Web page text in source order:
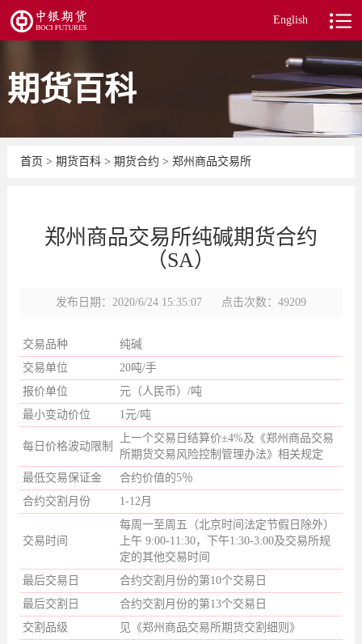
English
期货百科
首页 > 期货百科 > 期货合约 > 郑州商品交易所
郑州商品交易所纯碱期货合约
（SA）
发布日期：2020/6/24 15:35:07 点击次数：49209
交易品种
纯碱
交易单位
20吨/手
报价单位
元（人民币）/吨
最小变动价位
1元/吨
每日价格波动限制
上一个交易日结算价±4%及《郑州商品交易
所期货交易风险控制管理办法》相关规定
最低交易保证金
合约价值的5％
合约交割月份
1-12月
交易时间
每周一至周五（北京时间法定节假日除外）
上午 9:00-11:30，下午1:30-3:00及交易所规
定的其他交易时间
最后交易日
合约交割月份的第10个交易日
最后交割日
合约交割月份的第13个交易日
交割品级
见《郑州商品交易所期货交割细则》